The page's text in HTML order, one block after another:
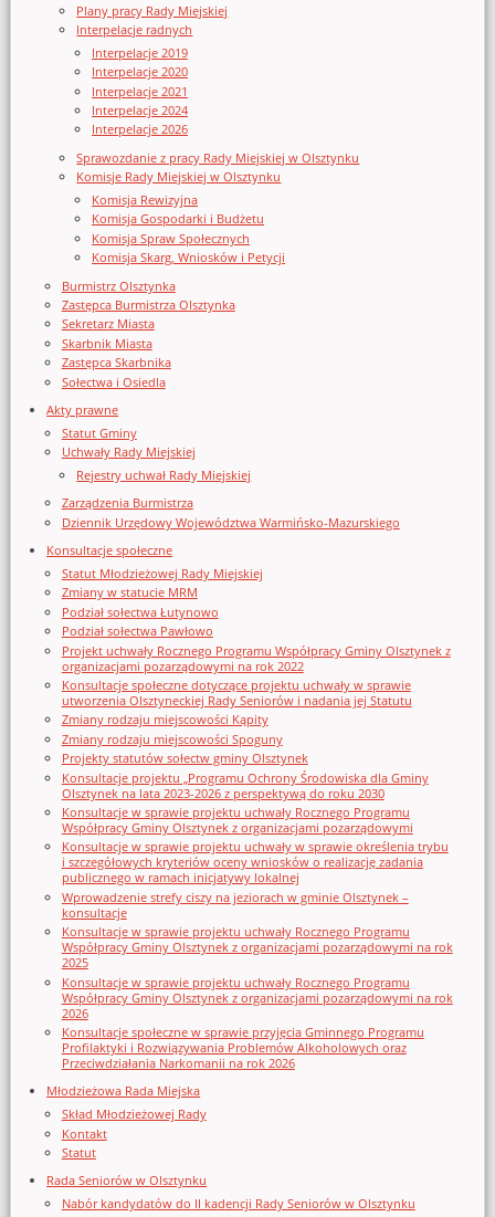
Plany pracy Rady Miejskiej
Interpelacje radnych
Interpelacje 2019
Interpelacje 2020
Interpelacje 2021
Interpelacje 2024
Interpelacje 2026
Sprawozdanie z pracy Rady Miejskiej w Olsztynku
Komisje Rady Miejskiej w Olsztynku
Komisja Rewizyjna
Komisja Gospodarki i Budżetu
Komisja Spraw Społecznych
Komisja Skarg, Wniosków i Petycji
Burmistrz Olsztynka
Zastępca Burmistrza Olsztynka
Sekretarz Miasta
Skarbnik Miasta
Zastępca Skarbnika
Sołectwa i Osiedla
Akty prawne
Statut Gminy
Uchwały Rady Miejskiej
Rejestry uchwał Rady Miejskiej
Zarządzenia Burmistrza
Dziennik Urzędowy Województwa Warmińsko-Mazurskiego
Konsultacje społeczne
Statut Młodzieżowej Rady Miejskiej
Zmiany w statucie MRM
Podział sołectwa Łutynowo
Podział sołectwa Pawłowo
Projekt uchwały Rocznego Programu Współpracy Gminy Olsztynek z
organizacjami pozarządowymi na rok 2022
Konsultacje społeczne dotyczące projektu uchwały w sprawie
utworzenia Olsztyneckiej Rady Seniorów i nadania jej Statutu
Zmiany rodzaju miejscowości Kąpity
Zmiany rodzaju miejscowości Spoguny
Projekty statutów sołectw gminy Olsztynek
Konsultacje projektu „Programu Ochrony Środowiska dla Gminy
Olsztynek na lata 2023-2026 z perspektywą do roku 2030
Konsultacje w sprawie projektu uchwały Rocznego Programu
Współpracy Gminy Olsztynek z organizacjami pozarządowymi
Konsultacje w sprawie projektu uchwały w sprawie określenia trybu
i szczegółowych kryteriów oceny wniosków o realizację zadania
publicznego w ramach inicjatywy lokalnej
Wprowadzenie strefy ciszy na jeziorach w gminie Olsztynek –
konsultacje
Konsultacje w sprawie projektu uchwały Rocznego Programu
Współpracy Gminy Olsztynek z organizacjami pozarządowymi na rok
2025
Konsultacje w sprawie projektu uchwały Rocznego Programu
Współpracy Gminy Olsztynek z organizacjami pozarządowymi na rok
2026
Konsultacje społeczne w sprawie przyjęcia Gminnego Programu
Profilaktyki i Rozwiązywania Problemów Alkoholowych oraz
Przeciwdziałania Narkomanii na rok 2026
Młodzieżowa Rada Miejska
Skład Młodzieżowej Rady
Kontakt
Statut
Rada Seniorów w Olsztynku
Nabór kandydatów do II kadencji Rady Seniorów w Olsztynku